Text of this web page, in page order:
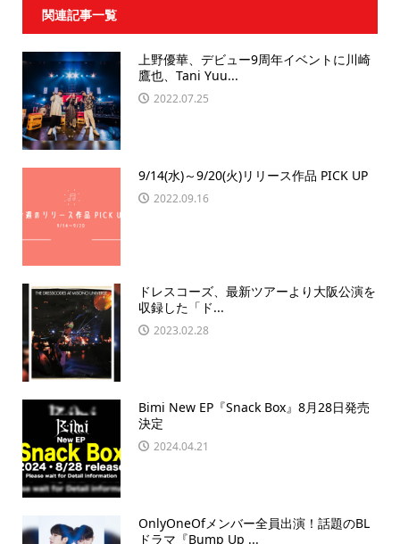
関連記事一覧
上野優華、デビュー9周年イベントに川崎
鷹也、Tani Yuu...
2022.07.25
9/14(水)～9/20(火)リリース作品 PICK UP
2022.09.16
ドレスコーズ、最新ツアーより大阪公演を
収録した「ド...
2023.02.28
Bimi New EP『Snack Box』8月28日発売
決定
2024.04.21
OnlyOneOfメンバー全員出演！話題のBL
ドラマ『Bump Up ...